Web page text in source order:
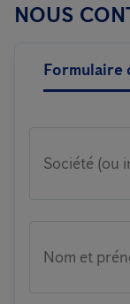
NOUS
Formulaire
Société (ou
Nom et